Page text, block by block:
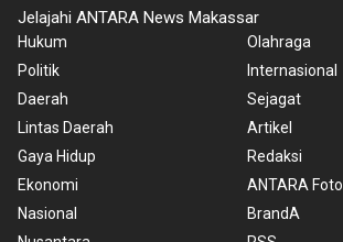
Jelajahi ANTARA News Makassar
Hukum
Politik
Daerah
Lintas Daerah
Gaya Hidup
Ekonomi
Nasional
Olahraga
Internasional
Sejagat
Artikel
Redaksi
ANTARA Foto
BrandA